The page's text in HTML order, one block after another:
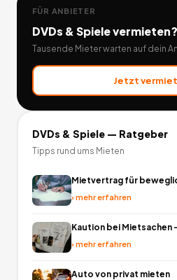
FÜR ANBIETER
DVDs & Spielevermieten?
Tausende Mieter warten auf dein
Jetzt
DVDs & Spiele— Ratgeber
Tipps rund ums Mieten
Mietvertrag für
›mehr erfahren
Kaution bei Mietsachen
›mehr erfahren
Auto von privat mieten